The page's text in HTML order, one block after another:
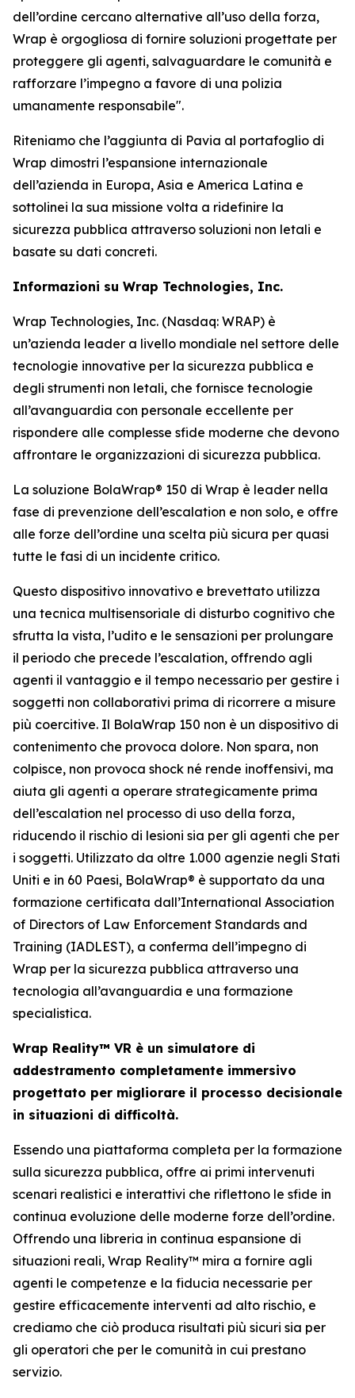
dell’ordine cercano alternative all’uso della forza,
Wrap è orgogliosa di fornire soluzioni progettate per
proteggere gli agenti, salvaguardare le comunità e
rafforzare l’impegno a favore di una polizia
umanamente responsabile".
Riteniamo che l’aggiunta di Pavia al portafoglio di
Wrap dimostri l’espansione internazionale
dell’azienda in Europa, Asia e America Latina e
sottolinei la sua missione volta a ridefinire la
sicurezza pubblica attraverso soluzioni non letali e
basate su dati concreti.
Informazioni su Wrap Technologies, Inc.
Wrap Technologies, Inc. (Nasdaq: WRAP) è
un’azienda leader a livello mondiale nel settore delle
tecnologie innovative per la sicurezza pubblica e
degli strumenti non letali, che fornisce tecnologie
all’avanguardia con personale eccellente per
rispondere alle complesse sfide moderne che devono
affrontare le organizzazioni di sicurezza pubblica.
La soluzione BolaWrap® 150 di Wrap è leader nella
fase di prevenzione dell’escalation e non solo, e offre
alle forze dell’ordine una scelta più sicura per quasi
tutte le fasi di un incidente critico.
Questo dispositivo innovativo e brevettato utilizza
una tecnica multisensoriale di disturbo cognitivo che
sfrutta la vista, l’udito e le sensazioni per prolungare
il periodo che precede l’escalation, offrendo agli
agenti il vantaggio e il tempo necessario per gestire i
soggetti non collaborativi prima di ricorrere a misure
più coercitive. Il BolaWrap 150 non è un dispositivo di
contenimento che provoca dolore. Non spara, non
colpisce, non provoca shock né rende inoffensivi, ma
aiuta gli agenti a operare strategicamente prima
dell’escalation nel processo di uso della forza,
riducendo il rischio di lesioni sia per gli agenti che per
i soggetti. Utilizzato da oltre 1.000 agenzie negli Stati
Uniti e in 60 Paesi, BolaWrap® è supportato da una
formazione certificata dall’International Association
of Directors of Law Enforcement Standards and
Training (IADLEST), a conferma dell’impegno di
Wrap per la sicurezza pubblica attraverso una
tecnologia all’avanguardia e una formazione
specialistica.
Wrap Reality™ VR è un simulatore di
addestramento completamente immersivo
progettato per migliorare il processo decisionale
in situazioni di difficoltà.
Essendo una piattaforma completa per la formazione
sulla sicurezza pubblica, offre ai primi intervenuti
scenari realistici e interattivi che riflettono le sfide in
continua evoluzione delle moderne forze dell’ordine.
Offrendo una libreria in continua espansione di
situazioni reali, Wrap Reality™ mira a fornire agli
agenti le competenze e la fiducia necessarie per
gestire efficacemente interventi ad alto rischio, e
crediamo che ciò produca risultati più sicuri sia per
gli operatori che per le comunità in cui prestano
servizio.